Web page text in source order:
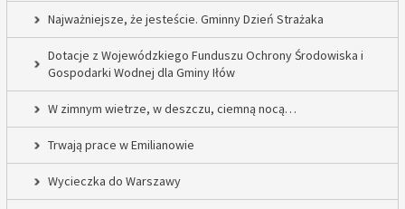
Najważniejsze, że jesteście. Gminny Dzień Strażaka
Dotacje z Wojewódzkiego Funduszu Ochrony Środowiska i
Gospodarki Wodnej dla Gminy Iłów
W zimnym wietrze, w deszczu, ciemną nocą…
Trwają prace w Emilianowie
Wycieczka do Warszawy